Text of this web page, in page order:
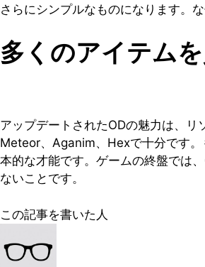
さらにシンプルなものになります。
多くのアイテム
アップデートされたODの魅力は、
Meteor、Aganim、Hexで十分です。
本的な才能です。ゲームの終盤では
ないことです。
この記事を書いた人